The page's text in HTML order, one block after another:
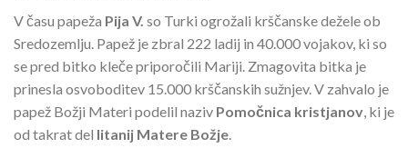
V času papeža Pija V. so Turki ogrožali krščanske dežele ob
Sredozemlju. Papež je zbral 222 ladij in 40.000 vojakov, ki so
se pred bitko kleče priporočili Mariji. Zmagovita bitka je
prinesla osvoboditev 15.000 krščanskih sužnjev. V zahvalo je
papež Božji Materi podelil naziv Pomočnica kristjanov, ki je
od takrat del litanij Matere Božje.